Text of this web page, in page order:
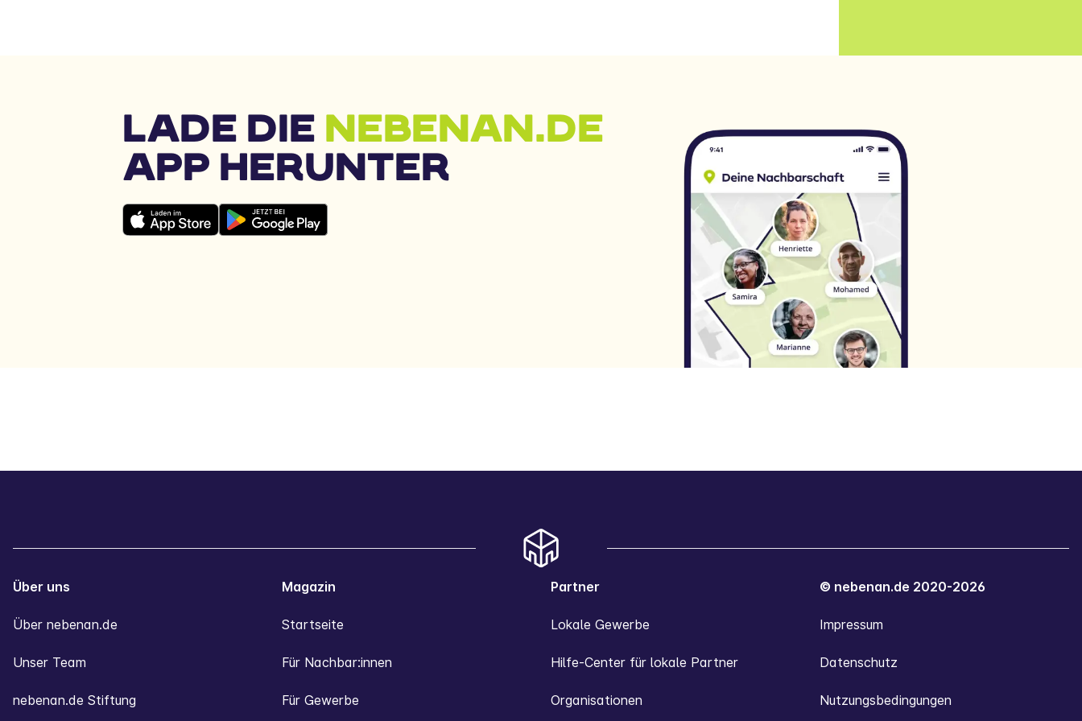
LADE DIE NEBENAN.DE
APP HERUNTER
Über uns
Über nebenan.de
Unser Team
nebenan.de Stiftung
Magazin
Startseite
Für Nachbar:innen
Für Gewerbe
Partner
Lokale Gewerbe
Hilfe-Center für lokale Partner
Organisationen
© nebenan.de 2020-2026
Impressum
Datenschutz
Nutzungsbedingungen